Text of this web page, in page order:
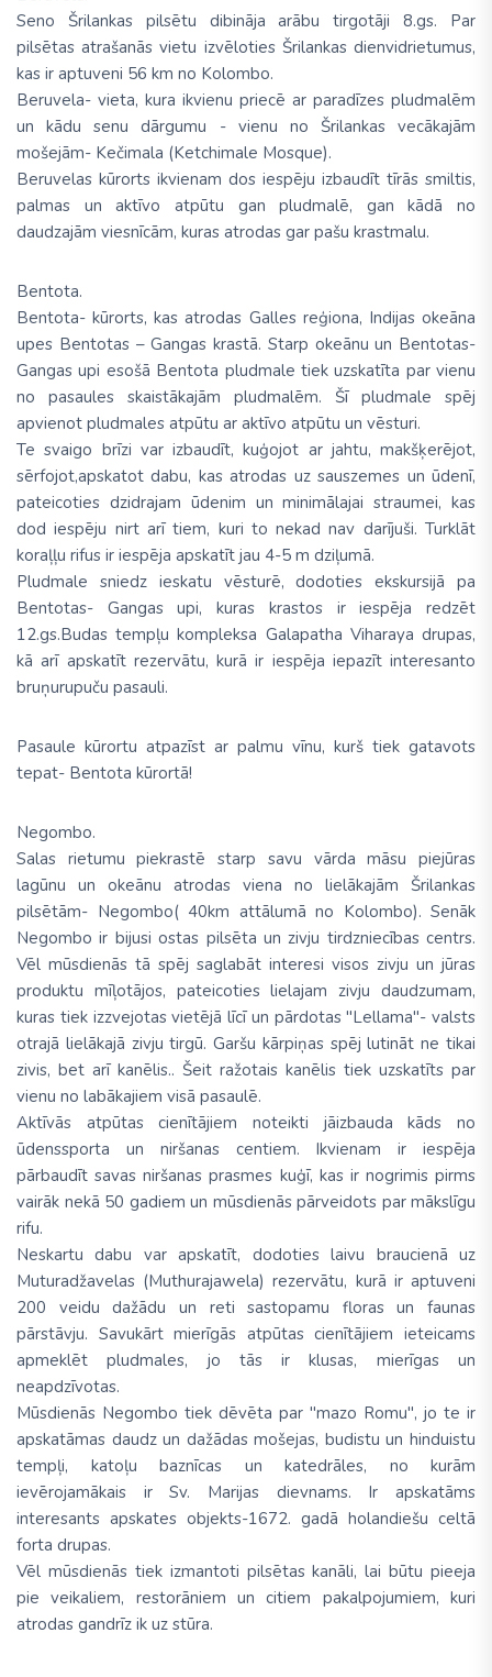
Seno Šrilankas pilsētu dibināja arābu tirgotāji 8.gs. Par
pilsētas atrašanās vietu izvēloties Šrilankas dienvidrietumus,
kas ir aptuveni 56 km no Kolombo.
Beruvela- vieta, kura ikvienu priecē ar paradīzes pludmalēm
un kādu senu dārgumu - vienu no Šrilankas vecākajām
mošejām- Kečimala (Ketchimale Mosque).
Beruvelas kūrorts ikvienam dos iespēju izbaudīt tīrās smiltis,
palmas un aktīvo atpūtu gan pludmalē, gan kādā no
daudzajām viesnīcām, kuras atrodas gar pašu krastmalu.
Bentota.
Bentota- kūrorts, kas atrodas Galles reģiona, Indijas okeāna
upes Bentotas – Gangas krastā. Starp okeānu un Bentotas-
Gangas upi esošā Bentota pludmale tiek uzskatīta par vienu
no pasaules skaistākajām pludmalēm. Šī pludmale spēj
apvienot pludmales atpūtu ar aktīvo atpūtu un vēsturi.
Te svaigo brīzi var izbaudīt, kuģojot ar jahtu, makšķerējot,
sērfojot,apskatot dabu, kas atrodas uz sauszemes un ūdenī,
pateicoties dzidrajam ūdenim un minimālajai straumei, kas
dod iespēju nirt arī tiem, kuri to nekad nav darījuši. Turklāt
koraļļu rifus ir iespēja apskatīt jau 4-5 m dziļumā.
Pludmale sniedz ieskatu vēsturē, dodoties ekskursijā pa
Bentotas- Gangas upi, kuras krastos ir iespēja redzēt
12.gs.Budas tempļu kompleksa Galapatha Viharaya drupas,
kā arī apskatīt rezervātu, kurā ir iespēja iepazīt interesanto
bruņurupuču pasauli.
Pasaule kūrortu atpazīst ar palmu vīnu, kurš tiek gatavots
tepat- Bentota kūrortā!
Negombo.
Salas rietumu piekrastē starp savu vārda māsu piejūras
lagūnu un okeānu atrodas viena no lielākajām Šrilankas
pilsētām- Negombo( 40km attālumā no Kolombo). Senāk
Negombo ir bijusi ostas pilsēta un zivju tirdzniecības centrs.
Vēl mūsdienās tā spēj saglabāt interesi visos zivju un jūras
produktu mīļotājos, pateicoties lielajam zivju daudzumam,
kuras tiek izzvejotas vietējā līcī un pārdotas ''Lellama''- valsts
otrajā lielākajā zivju tirgū. Garšu kārpiņas spēj lutināt ne tikai
zivis, bet arī kanēlis.. Šeit ražotais kanēlis tiek uzskatīts par
vienu no labākajiem visā pasaulē.
Aktīvās atpūtas cienītājiem noteikti jāizbauda kāds no
ūdenssporta un niršanas centiem. Ikvienam ir iespēja
pārbaudīt savas niršanas prasmes kuģī, kas ir nogrimis pirms
vairāk nekā 50 gadiem un mūsdienās pārveidots par mākslīgu
rifu.
Neskartu dabu var apskatīt, dodoties laivu braucienā uz
Muturadžavelas (Muthurajawela) rezervātu, kurā ir aptuveni
200 veidu dažādu un reti sastopamu floras un faunas
pārstāvju. Savukārt mierīgās atpūtas cienītājiem ieteicams
apmeklēt pludmales, jo tās ir klusas, mierīgas un
neapdzīvotas.
Mūsdienās Negombo tiek dēvēta par ''mazo Romu'', jo te ir
apskatāmas daudz un dažādas mošejas, budistu un hinduistu
tempļi, katoļu baznīcas un katedrāles, no kurām
ievērojamākais ir Sv. Marijas dievnams. Ir apskatāms
interesants apskates objekts-1672. gadā holandiešu celtā
forta drupas.
Vēl mūsdienās tiek izmantoti pilsētas kanāli, lai būtu pieeja
pie veikaliem, restorāniem un citiem pakalpojumiem, kuri
atrodas gandrīz ik uz stūra.